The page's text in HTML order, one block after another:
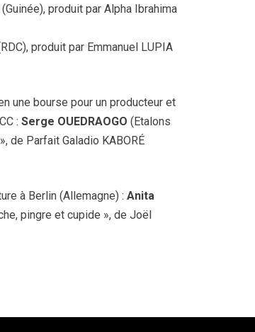
produit par Alpha Ibrahima
produit par Emmanuel LUPIA
une bourse pour un producteur et
: Serge OUEDRAOGO (Etalons
de Parfait Galadio KABORÉ
à Berlin (Allemagne) : Anita
pingre et cupide », de Joël